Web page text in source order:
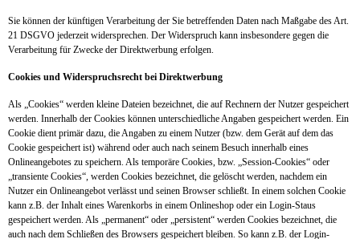
Sie können der künftigen Verarbeitung der Sie betreffenden Daten nach Maßgabe des Art.
21 DSGVO jederzeit widersprechen. Der Widerspruch kann insbesondere gegen die
Verarbeitung für Zwecke der Direktwerbung erfolgen.
Cookies und Widerspruchsrecht bei Direktwerbung
Als „Cookies“ werden kleine Dateien bezeichnet, die auf Rechnern der Nutzer gespeichert
werden. Innerhalb der Cookies können unterschiedliche Angaben gespeichert werden. Ein
Cookie dient primär dazu, die Angaben zu einem Nutzer (bzw. dem Gerät auf dem das
Cookie gespeichert ist) während oder auch nach seinem Besuch innerhalb eines
Onlineangebotes zu speichern. Als temporäre Cookies, bzw. „Session-Cookies“ oder
„transiente Cookies“, werden Cookies bezeichnet, die gelöscht werden, nachdem ein
Nutzer ein Onlineangebot verlässt und seinen Browser schließt. In einem solchen Cookie
kann z.B. der Inhalt eines Warenkorbs in einem Onlineshop oder ein Login-Staus
gespeichert werden. Als „permanent“ oder „persistent“ werden Cookies bezeichnet, die
auch nach dem Schließen des Browsers gespeichert bleiben. So kann z.B. der Login-